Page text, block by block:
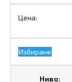
Избиране